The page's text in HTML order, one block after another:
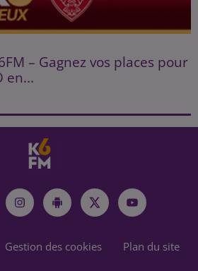
– Gagnez vos places pour
en...
Gestion des cookies Plan du site